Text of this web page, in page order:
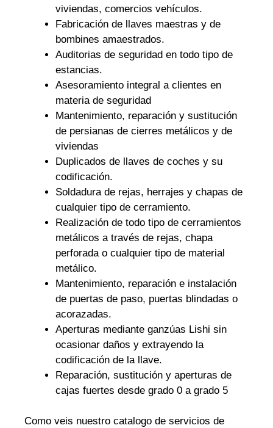
viviendas, comercios vehículos.
Fabricación de llaves maestras y de
bombines amaestrados.
Auditorias de seguridad en todo tipo de
estancias.
Asesoramiento integral a clientes en
materia de seguridad
Mantenimiento, reparación y sustitución
de persianas de cierres metálicos y de
viviendas
Duplicados de llaves de coches y su
codificación.
Soldadura de rejas, herrajes y chapas de
cualquier tipo de cerramiento.
Realización de todo tipo de cerramientos
metálicos a través de rejas, chapa
perforada o cualquier tipo de material
metálico.
Mantenimiento, reparación e instalación
de puertas de paso, puertas blindadas o
acorazadas.
Aperturas mediante ganzúas Lishi sin
ocasionar daños y extrayendo la
codificación de la llave.
Reparación, sustitución y aperturas de
cajas fuertes desde grado 0 a grado 5
Como veis nuestro catalogo de servicios de